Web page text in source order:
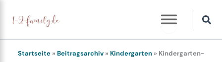
Inhalt
springen
Startseite » Beitragsarchiv » Kindergarten » Kindergarten-